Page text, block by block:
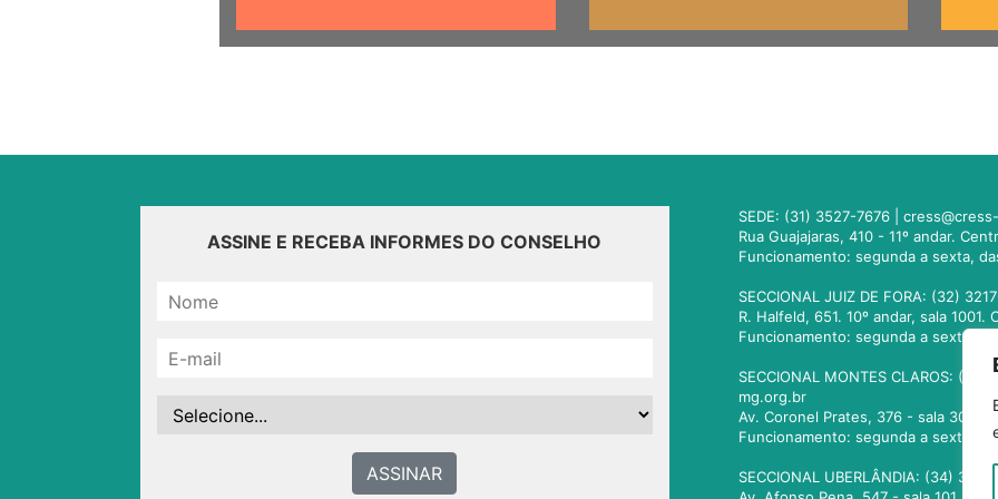
ASSINE E RECEBA INFORMES DO CONSELHO
ASSINAR
SEDE: (31) 3527-7676 |
Rua Guajajaras, 410 - 11º andar.
Funcionamento: segunda a sexta,
SECCIONAL JUIZ DE FORA: (32)
R. Halfeld, 651. 10º andar, sala
Funcionamento: segunda a sexta,
SECCIONAL MONTES CLAROS:
mg.org.br
Av. Coronel Prates, 376 - sala 301.
Funcionamento: segunda a sexta,
SECCIONAL UBERLÂNDIA: (34)